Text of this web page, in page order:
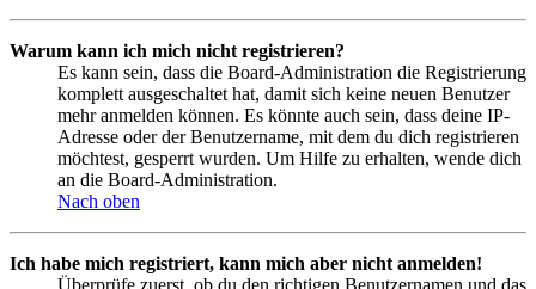
Warum kann ich mich nicht registrieren?
Es kann sein, dass die Board-Administration die Registrierung
komplett ausgeschaltet hat, damit sich keine neuen Benutzer
mehr anmelden können. Es könnte auch sein, dass deine IP-
Adresse oder der Benutzername, mit dem du dich registrieren
möchtest, gesperrt wurden. Um Hilfe zu erhalten, wende dich
an die Board-Administration.
Nach oben
Ich habe mich registriert, kann mich aber nicht anmelden!
Überprüfe zuerst, ob du den richtigen Benutzernamen und das